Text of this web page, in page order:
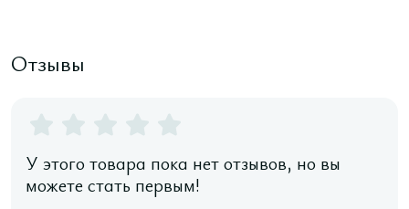
Отзывы
У этого товара пока нет отзывов, но вы
можете стать первым!